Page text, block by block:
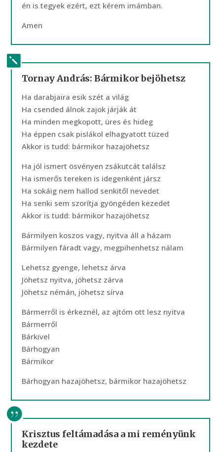
én is tegyek ezért, ezt kérem imámban.
Amen
Tornay András: Bármikor bejöhetsz
Ha darabjaira esik szét a világ
Ha csended álnok zajok járják át
Ha minden megkopott, üres és hideg
Ha éppen csak pislákol elhagyatott tüzed
Akkor is tudd: bármikor hazajöhetsz
Ha jól ismert ösvényen zsákutcát találsz
Ha ismerős tereken is idegenként jársz
Ha sokáig nem hallod senkitől nevedet
Ha senki sem szorítja gyöngéden kezedet
Akkor is tudd: bármikor hazajöhetsz
Bármilyen koszos vagy, nyitva áll a házam
Bármilyen fáradt vagy, megpihenhetsz nálam
Lehetsz gyenge, lehetsz árva
Jöhetsz nyitva, jöhetsz zárva
Jöhetsz némán, jöhetsz sírva
Bármerről is érkeznél, az ajtóm ott lesz nyitva
Bármerről
Bárkivel
Bárhogyan
Bármikor
Bárhogyan hazajöhetsz, bármikor hazajöhetsz
Krisztus feltámadása a mi reményünk
kezdete